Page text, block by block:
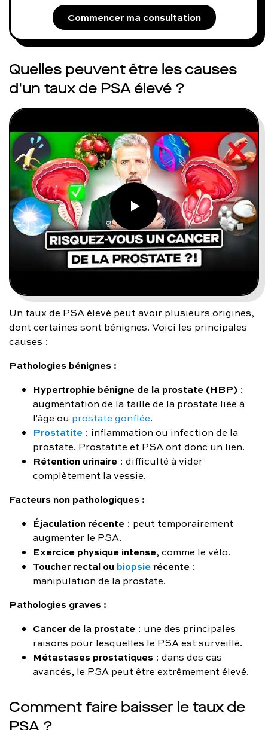
Commencer ma consultation
Quelles peuvent être les causes
d'un taux de PSA élevé ?
Un taux de PSA élevé peut avoir plusieurs origines,
dont certaines sont bénignes. Voici les principales
causes :
Pathologies bénignes :
Hypertrophie bénigne de la prostate (HBP) :
augmentation de la taille de la prostate liée à
l'âge ou prostate gonflée.
Prostatite : inflammation ou infection de la
prostate. Prostatite et PSA ont donc un lien.
Rétention urinaire : difficulté à vider
complètement la vessie.
Facteurs non pathologiques :
Éjaculation récente : peut temporairement
augmenter le PSA.
Exercice physique intense, comme le vélo.
Toucher rectal oubiopsierécente :
manipulation de la prostate.
Pathologies graves :
Cancer de la prostate : une des principales
raisons pour lesquelles le PSA est surveillé.
Métastases prostatiques : dans des cas
avancés, le PSA peut être extrêmement élevé.
Comment faire baisser le taux de